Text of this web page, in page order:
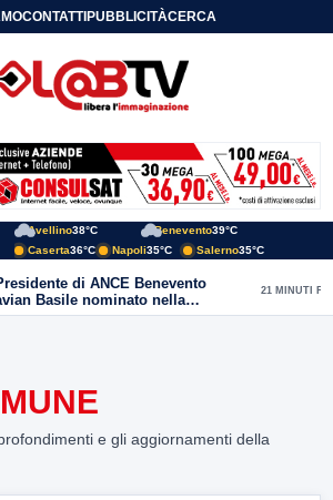
CONTATTIPUBBLICITÀCERCA
Avellino38°C Benevento39°C
Caserta36°C Napoli35°C Salerno35°C
di ANCE Benevento
Basile nominato nella
Tecnica
21 MINUTI FA
e gli aggiornamenti della